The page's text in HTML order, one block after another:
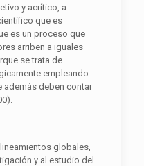
y acrítico, a
que es
es un proceso que
arriben a iguales
se trata de
empleando
deben contar
globales,
y al estudio del